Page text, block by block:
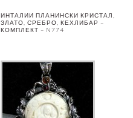
ИНТАЛИИ ПЛАНИНСКИ КРИСТАЛ,
ЗЛАТО, СРЕБРО, КЕХЛИБАР –
КОМПЛЕКТ – N774